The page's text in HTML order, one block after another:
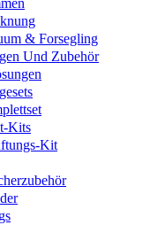
& Forsegling
Und Zubehör
Kits
Kit